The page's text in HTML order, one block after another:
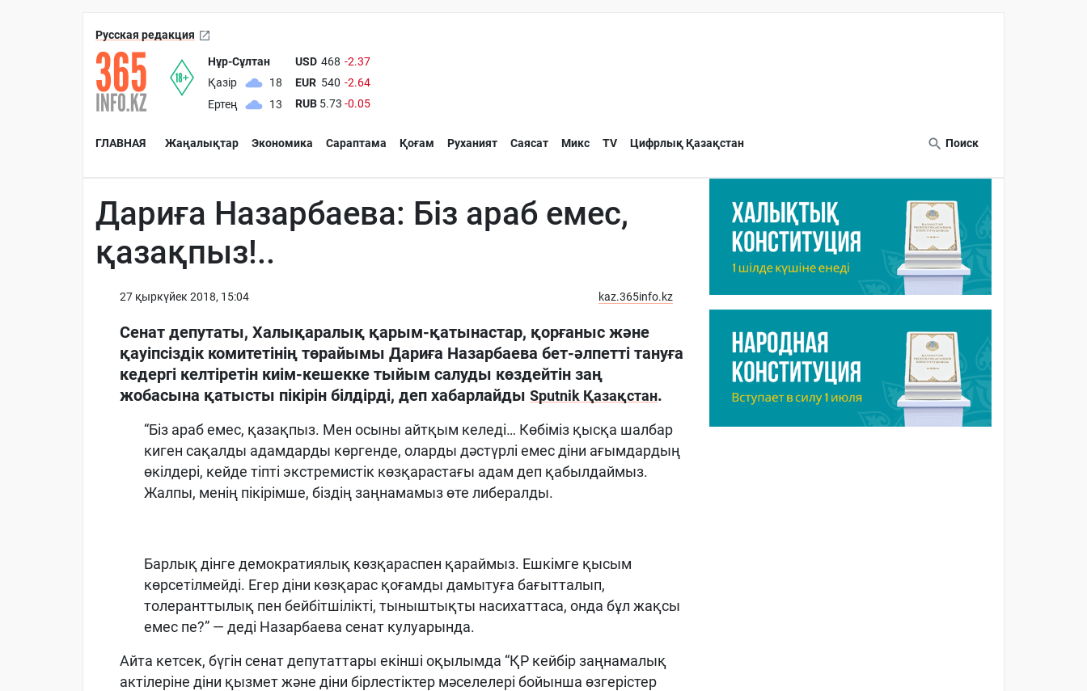
Русская редакция
Нұр-Сұлтан
Қазір
18
Ертең
13
USD 468 -2.37
EUR 540 -2.64
RUB 5.73 -0.05
ГЛАВНАЯ Жаңалықтар Экономика Сараптама Қоғам Руханият Саясат Микс TV Цифрлық Қазақстан Поиск
Дариға Назарбаева: Біз араб емес,
қазақпыз!..
27 қыркүйек 2018, 15:04 kaz.365info.kz
Сенат депутаты, Халықаралық қарым-қатынастар, қорғаныс және
қауіпсіздік комитетінің төрайымы Дариға Назарбаева бет-әлпетті тануға
кедергі келтіретін киім-кешекке тыйым салуды көздейтін заң
жобасына қатысты пікірін білдірді, деп хабарлайды Sputnik Қазақстан.
“Біз араб емес, қазақпыз. Мен осыны айтқым келеді… Көбіміз қысқа шалбар
киген сақалды адамдарды көргенде, оларды дәстүрлі емес діни ағымдардың
өкілдері, кейде тіпті экстремистік көзқарастағы адам деп қабылдаймыз.
Жалпы, менің пікірімше, біздің заңнамамыз өте либералды.
Барлық дінге демократиялық көзқараспен қараймыз. Ешкімге қысым
көрсетілмейді. Егер діни көзқарас қоғамды дамытуға бағытталып,
толеранттылық пен бейбітшілікті, тыныштықты насихаттаса, онда бұл жақсы
емес пе?” — деді Назарбаева сенат кулуарында.
Айта кетсек, бүгін сенат депутаттары екінші оқылымда “ҚР кейбір заңнамалық
актілеріне діни қызмет және діни бірлестіктер мәселелері бойынша өзгерістер